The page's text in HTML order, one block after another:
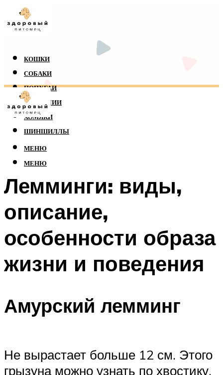
КОШКИ
СОБАКИ
ПОПУГАИ
РЕПТИЛИИ
ХОМЯКИ
ШИНШИЛЛЫ
МЕНЮ
МЕНЮ
Лемминги: виды,
описание,
особенности образа
жизни и поведения
Амурский лемминг
Не вырастает больше 12 см. Этого
грызуна можно узнать по хвостику,